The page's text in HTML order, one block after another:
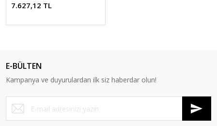
7.627,12 TL
E-BÜLTEN
Kampanya ve duyurulardan ilk siz haberdar olun!